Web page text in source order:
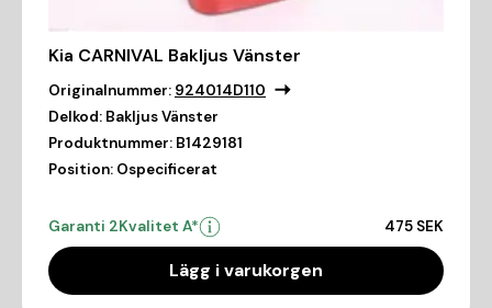
Kia CARNIVAL Bakljus Vänster
Originalnummer: 924014D110
Delkod: Bakljus Vänster
Produktnummer: B1429181
Position: Ospecificerat
Garanti 2Kvalitet A* 475 SEK
Lägg i varukorgen